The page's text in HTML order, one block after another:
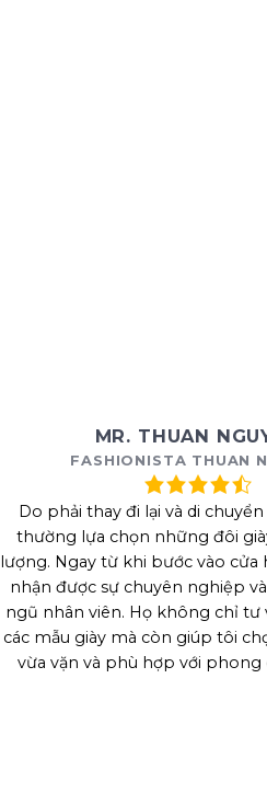
MR. THUAN
FASHIONISTA THUAN
Do phải thay đi lại và di
thường lựa chọn những đôi
lượng. Ngay từ khi bước vào cửa
nhận được sự chuyên nghiệp
ngũ nhân viên. Họ không chỉ tư
các mẫu giày mà còn giúp tôi
vừa vặn và phù hợp với phong